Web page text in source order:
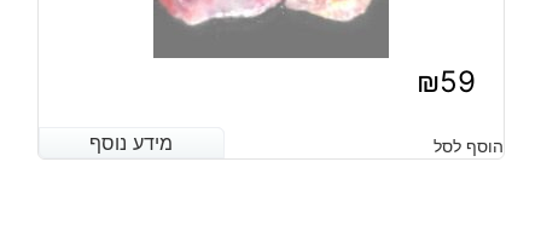
₪59
מידע נוסף הוסף לסל מידע נוסף